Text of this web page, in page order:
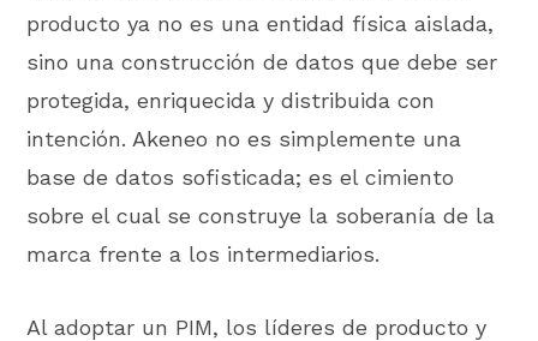
producto ya no es una entidad física aislada,
sino una construcción de datos que debe ser
protegida, enriquecida y distribuida con
intención. Akeneo no es simplemente una
base de datos sofisticada; es el cimiento
sobre el cual se construye la soberanía de la
marca frente a los intermediarios.
Al adoptar un PIM, los líderes de producto y